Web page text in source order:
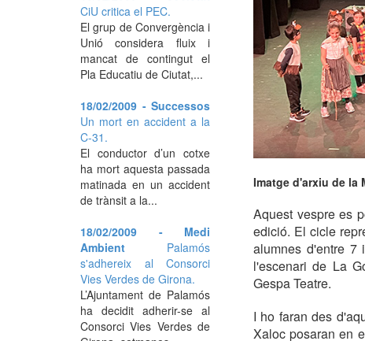
Imatge d'arxiu de la
Aquest vespre es
edició. El cicle
alumnes d'entre 7
l'escenari de La
Gespa Teatre.
I ho faran des
Xaloc posaran en
CiU critica el PEC.
El grup de Convergència i
Unió considera fluix i
mancat de contingut el
Pla Educatiu de Ciutat,...
18/02/2009 - Successos
Un mort en accident a la
C-31.
El conductor d’un cotxe
ha mort aquesta passada
matinada en un accident
de trànsit a la...
18/02/2009 - Medi
Ambient Palamós
s'adhereix al Consorci
Vies Verdes de Girona.
L’Ajuntament de Palamós
ha decidit adherir-se al
Consorci Vies Verdes de